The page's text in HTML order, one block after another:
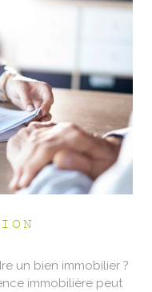
un bien immobilier ?
immobilière peut